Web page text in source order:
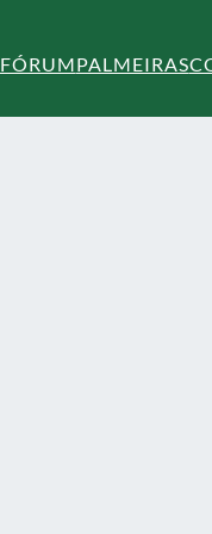
FÓRUMPALMEIRAS